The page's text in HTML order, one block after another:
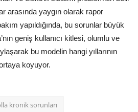
arasında yaygın olarak rapor
yapıldığında, bu sorunlar büyük
geniş kullanıcı kitlesi, olumlu ve
bu modelin hangi yıllarının
koyuyor.
kronik sorunları